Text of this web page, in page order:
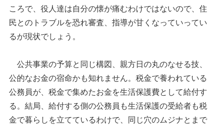
ころで、役人達は自分の懐が痛むわけではないので、住
民とのトラブルを恐れ審査、指導が甘くなっていってい
るが現状でしょう。
公共事業の予算と同じ構図、親方日の丸のなせる技、
公的なお金の宿命かも知れません。税金で養われている
公務員が、税金で集めたお金を生活保護費として給付す
る。結局、給付する側の公務員も生活保護の受給者も税
金で暮らしを立てているわけで、同じ穴のムジナとまで